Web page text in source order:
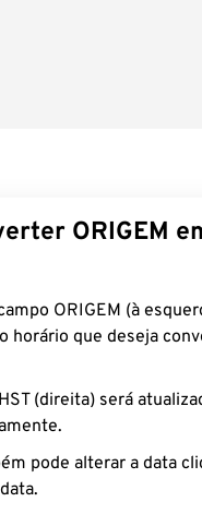
ORIGEM
ORIGEM (à
horário que deseja
(direita) será
pode alterar a data